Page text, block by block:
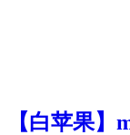
【白苹果】